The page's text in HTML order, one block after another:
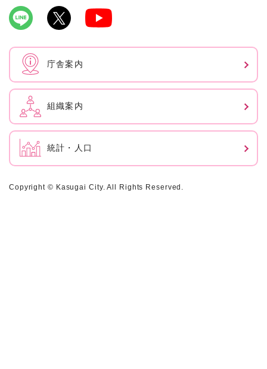
庁舎案内
組織案内
統計・人口
Copyright © Kasugai City. All Rights Reserved.